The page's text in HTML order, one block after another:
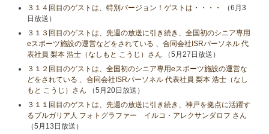
３１４回目のゲストは、特別バージョン！ゲストは・・・・
（6月3
日放送）
３１３回目のゲストは、先週の放送に引き続き、全国初のシニア専用
eスポーツ施設の運営などをされている 、合同会社ISRパーソネル 代
表社員 梨本 浩士（なしもと こうじ）さん （5月27日放送）
３１２回目のゲストは、全国初のシニア専用eスポーツ施設の運営な
どをされている 、合同会社ISRパーソネル 代表社員 梨本 浩士（なし
もと こうじ）さん （5月20日放送）
３１１回目のゲストは、先週の放送に引き続き、神戸を拠点に活躍す
るブルガリア人 フォトグラファー イルコ・アレクサンダロフ さん
（5月13日放送）